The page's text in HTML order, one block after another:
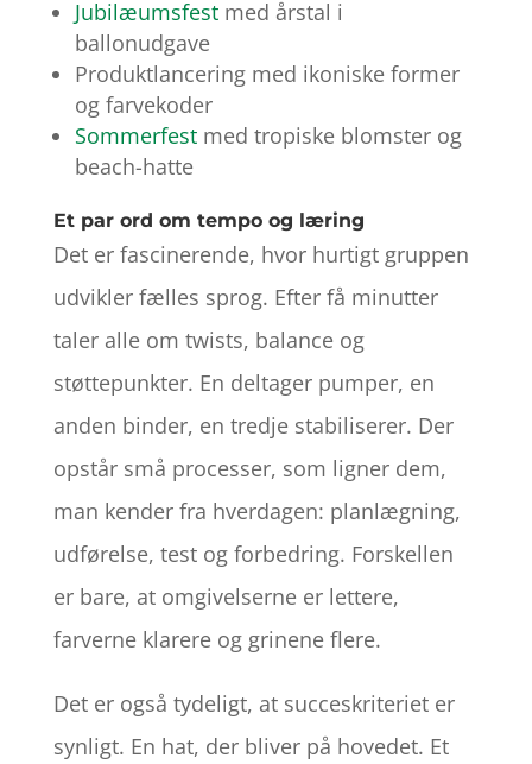
Jubilæumsfestmed årstal i
ballonudgave
Produktlancering med ikoniske former
og farvekoder
Sommerfestmed tropiske blomster og
beach-hatte
Et par ord om tempo og læring
Det er fascinerende, hvor hurtigt gruppen
udvikler fælles sprog. Efter få minutter
taler alle om twists, balance og
støttepunkter. En deltager pumper, en
anden binder, en tredje stabiliserer. Der
opstår små processer, som ligner dem,
man kender fra hverdagen: planlægning,
udførelse, test og forbedring. Forskellen
er bare, at omgivelserne er lettere,
farverne klarere og grinene flere.
Det er også tydeligt, at succeskriteriet er
synligt. En hat, der bliver på hovedet. Et